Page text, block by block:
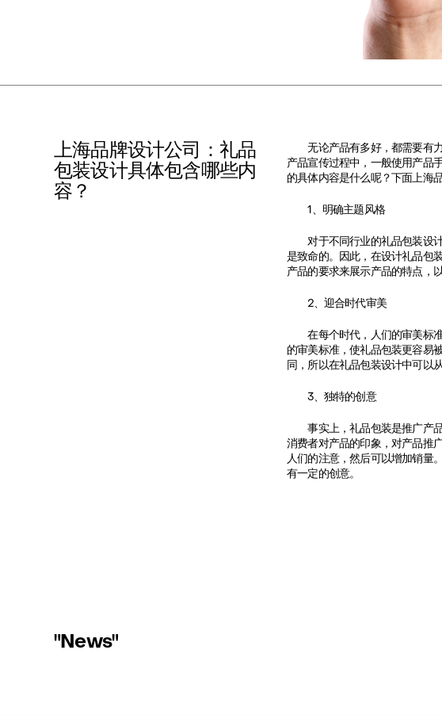
上海品牌设计公司：礼品
包装设计具体包含哪些内
容？
无论产品有多好，都需要有力
产品宣传过程中，一般使用产品
的具体内容是什么呢？下面上海
1、明确主题风格
对于不同行业的礼品包装设计
是致命的。因此，在设计礼品包
产品的要求来展示产品的特点，
2、迎合时代审美
在每个时代，人们的审美标准
的审美标准，使礼品包装更容易
同，所以在礼品包装设计中可以
3、独特的创意
事实上，礼品包装是推广产品
消费者对产品的印象，对产品推
人们的注意，然后可以增加销量
有一定的创意。
"News"